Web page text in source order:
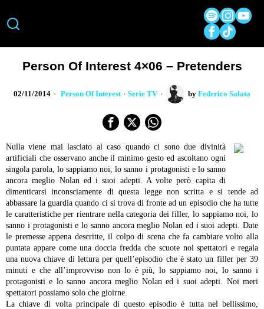
Person Of Interest 4×06 – Pretenders
02/11/2014 Person Of Interest · Serie TV by Federico Salata
Nulla viene mai lasciato al caso quando ci sono due divinità
artificiali che osservano anche il minimo gesto ed ascoltano ogni
singola parola, lo sappiamo noi, lo sanno i protagonisti e lo sanno
ancora meglio Nolan ed i suoi adepti. A volte però capita di
dimenticarsi inconsciamente di questa legge non scritta e si tende ad
abbassare la guardia quando ci si trova di fronte ad un episodio che ha tutte
le caratteristiche per rientrare nella categoria dei filler, lo sappiamo noi, lo
sanno i protagonisti e lo sanno ancora meglio Nolan ed i suoi adepti. Date
le premesse appena descritte, il colpo di scena che fa cambiare volto alla
puntata appare come una doccia fredda che scuote noi spettatori e regala
una nuova chiave di lettura per quell’episodio che è stato un filler per 39
minuti e che all’improvviso non lo è più, lo sappiamo noi, lo sanno i
protagonisti e lo sanno ancora meglio Nolan ed i suoi adepti. Noi meri
spettatori possiamo solo che gioirne.
La chiave di volta principale di questo episodio è tutta nel bellissimo,